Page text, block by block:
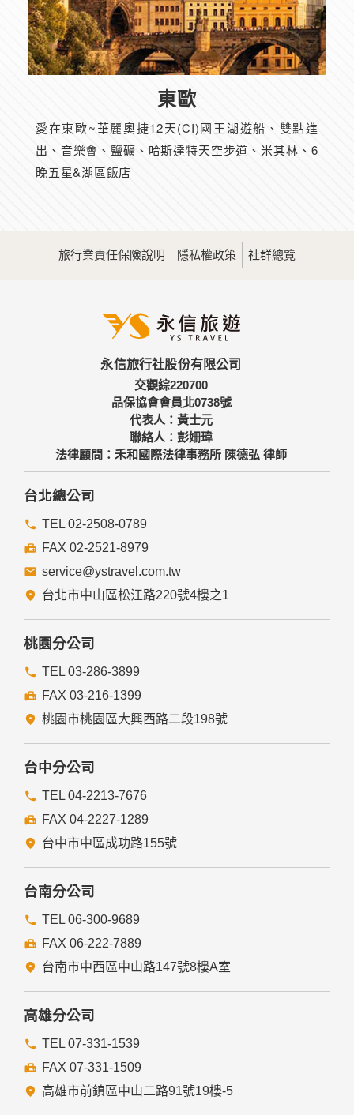
東歐
愛在東歐~華麗奧捷12天(CI)國王湖遊船、雙點進
出、音樂會、鹽礦、哈斯達特天空步道、米其林、6
晚五星&湖區飯店
旅行業責任保險說明 隱私權政策 社群總覽
永信旅行社股份有限公司
交觀綜220700
品保協會會員北0738號
代表人：黃士元
聯絡人：彭姍瑋
法律顧問：禾和國際法律事務所 陳德弘 律師
台北總公司
TEL 02-2508-0789
FAX 02-2521-8979
service@ystravel.com.tw
台北市中山區松江路220號4樓之1
桃園分公司
TEL 03-286-3899
FAX 03-216-1399
桃園市桃園區大興西路二段198號
台中分公司
TEL 04-2213-7676
FAX 04-2227-1289
台中市中區成功路155號
台南分公司
TEL 06-300-9689
FAX 06-222-7889
台南市中西區中山路147號8樓A室
高雄分公司
TEL 07-331-1539
FAX 07-331-1509
高雄市前鎮區中山二路91號19樓-5